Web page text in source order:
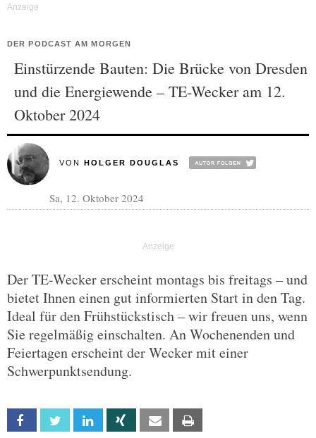
DER PODCAST AM MORGEN
Einstürzende Bauten: Die Brücke von Dresden
und die Energiewende – TE-Wecker am 12.
Oktober 2024
VON HOLGER DOUGLAS
Sa, 12. Oktober 2024
Der TE-Wecker erscheint montags bis freitags – und
bietet Ihnen einen gut informierten Start in den Tag.
Ideal für den Frühstückstisch – wir freuen uns, wenn
Sie regelmäßig einschalten. An Wochenenden und
Feiertagen erscheint der Wecker mit einer
Schwerpunktsendung.
Facebook Twitter Linkedin Xing Email